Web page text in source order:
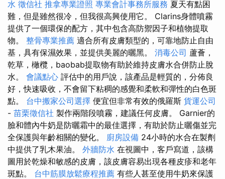
水 徵信社 推拿專業證照 專業會計事務所服務 夏天有點困
難，但是雖然很冷，但我很高興使用它。 Clarins身體噴霧
提供了一個環保的配方，其中包含高防禦因子和植物提取
物。 整骨專業推薦 適合所有皮膚類型的，可靠地防止自由
基，具有保濕效果，並提供美麗的曬黑。 消毒公司 蘆薈，
乾草，橄欖，baobab提取物有助於維持皮膚水合併防止脫
水。 會議點心 評估中的用戶說，該產品是輕質的，分佈良
好，快速吸收，不會留下粘稠的感覺和柔軟和彈性的白色斑
點。 台中搬家公司選擇 便宜但非常有效的俄羅斯 貨運公司
- 苗栗徵信社 製作兩階段噴霧，建議任何皮膚。 Garnier的
臉和體內牛奶是防曬霜中的最佳選擇，有助於防止曬傷並完
全保護與年齡相關的變化。 廚房設備 24小時的水合在製劑
中提供了乳木果油。 外牆防水 在視圖中，客戶寫道，該構
圖用於乾燥和敏感的皮膚，該皮膚容易出現各種皮疹和老年
斑點。 台中筋膜放鬆療程推薦 有些人甚至使用牛奶來保護